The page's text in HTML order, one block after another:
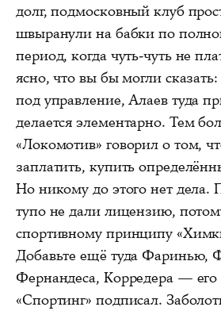
долг, подмосковный клуб
швыранули на бабки по
период, когда чуть-чуть не
ясно, что вы бы могли
под управление, Алаев туда
делается элементарно. Тем
«Локомотив» говорил о том,
заплатить, купить
Но никому до этого нет дела.
тупо не дали лицензию,
спортивному принципу
Добавьте ещё туда Фаринью,
Фернандеса, Корредера —
«Спортинг» подписал.